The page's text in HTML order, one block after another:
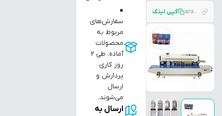
araztec.com/p/%D8%AF%D8%B3%D8%AA%DA%AF%D8%A7%D9%87-%D8%AF%D9%88%D8%AE%D8%AA-%D8%B1%DB%8C%D9%84%DB%8C-%D8%A7%D9%81%D9%82%DB%8C-%D9%85%D8%AF%D9%84-se12 کپی لینک
●
سفارش‌های
مربوط به
محصولات
آماده، طی ۲
روز کاری
پردازش و
ارسال
می‌شوند.
ارسال به